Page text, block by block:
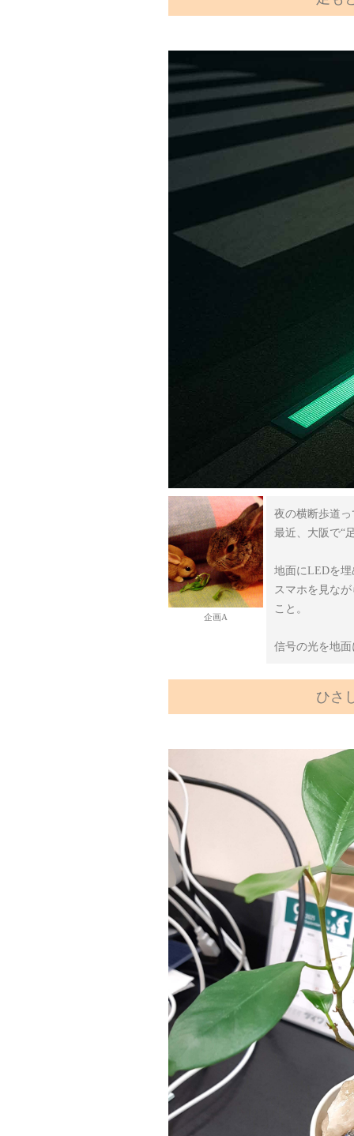
企画A
夜の横断歩道
最近、大阪で“
地面にLEDを
スマホを見な
こと。
信号の光を地
ひさ